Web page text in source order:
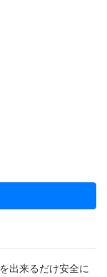
出来るだけ安全に